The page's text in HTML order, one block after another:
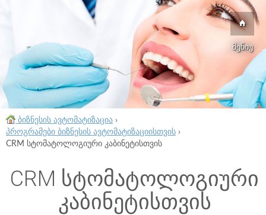
მენიუ
ბიზნესის ავტომატიზაცია ›
პროგრამები ბიზნესის ავტომატიზაციისთვის ›
CRM სტომატოლოგიური კაბინეტისთვის
CRM სტომატოლოგიური
კაბინეტისთვის